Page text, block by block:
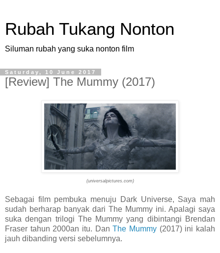
Rubah Tukang Nonton
Siluman rubah yang suka nonton film
Saturday, 10 June 2017
[Review] The Mummy (2017)
(universalpictures.com)
Sebagai film pembuka menuju Dark Universe, Saya mah
sudah berharap banyak dari The Mummy ini. Apalagi saya
suka dengan trilogi The Mummy yang dibintangi Brendan
Fraser tahun 2000an itu. DanThe Mummy (2017) ini kalah
jauh dibanding versi sebelumnya.